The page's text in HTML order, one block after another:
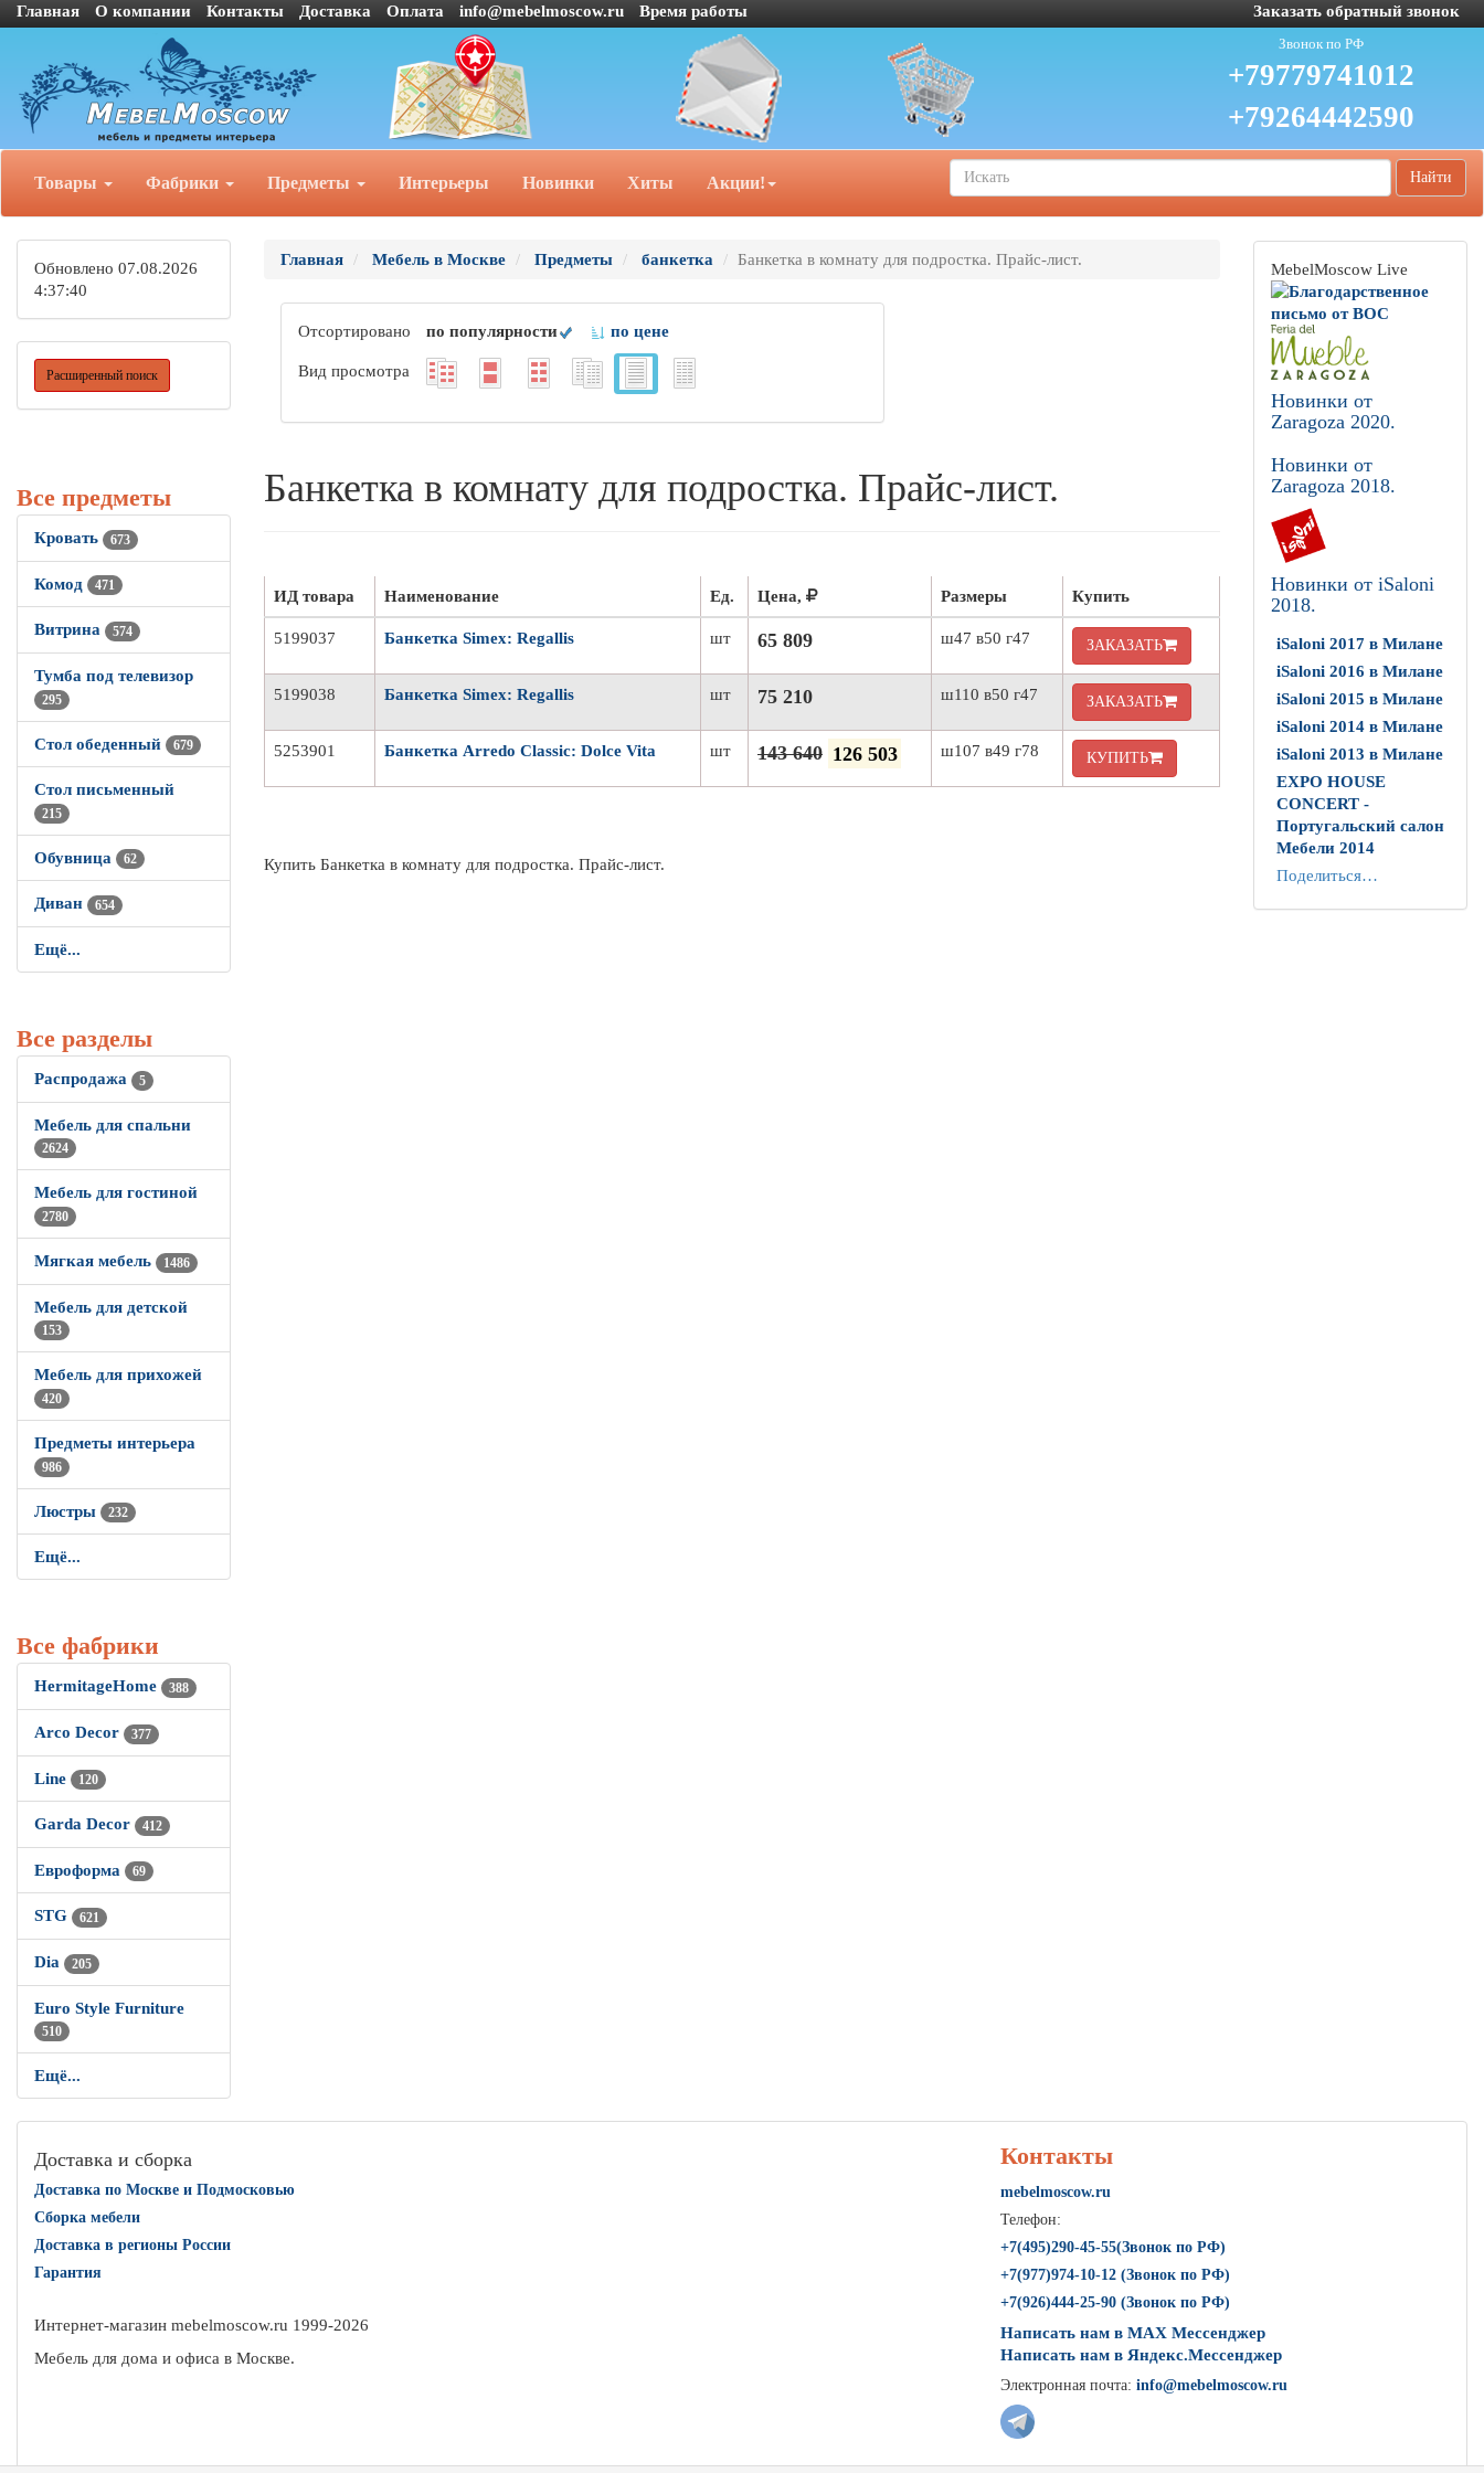
Главная О компании Контакты Доставка Оплата info@mebelmoscow.ru Время работы Заказать обратный звонок
Звонок по РФ
+79779741012
+79264442590
Товары Фабрики Предметы Интерьеры Новинки Хиты Акции! Найти
Обновлено 07.08.2026
4:37:40
Расширенный поиск
Все предметы
Кровать 673
Комод 471
Витрина 574
Тумба под телевизор
295
Стол обеденный 679
Стол письменный
215
Обувница 62
Диван 654
Ещё...
Все разделы
Распродажа 5
Мебель для спальни
2624
Мебель для гостиной
2780
Мягкая мебель 1486
Мебель для детской
153
Мебель для прихожей
420
Предметы интерьера
986
Люстры 232
Ещё...
Все фабрики
HermitageHome 388
Arco Decor 377
Line 120
Garda Decor 412
Евроформа 69
STG 621
Dia 205
Euro Style Furniture
510
Ещё...
Главная Мебель в Москве Предметы банкетка Банкетка в комнату для подростка. Прайс-лист.
Отсортировано по популярности по цене
Вид просмотра
Банкетка в комнату для подростка. Прайс-лист.
ИД товара Наименование Ед. Цена, Размеры Купить
5199037 Банкетка Simex: Regallis шт 65 809 ш47 в50 г47 ЗАКАЗАТЬ
5199038 Банкетка Simex: Regallis шт 75 210 ш110 в50 г47 ЗАКАЗАТЬ
5253901 Банкетка Arredo Classic: Dolce Vita шт 143 640 126 503 ш107 в49 г78 КУПИТЬ
Купить Банкетка в комнату для подростка. Прайс-лист.
MebelMoscow Live
Новинки от
Zaragoza 2020.
Новинки от
Zaragoza 2018.
Новинки от iSaloni
2018.
iSaloni 2017 в Милане
iSaloni 2016 в Милане
iSaloni 2015 в Милане
iSaloni 2014 в Милане
iSaloni 2013 в Милане
EXPO HOUSE
CONCERT -
Португальский салон
Мебели 2014
Поделиться…
Доставка и сборка
Доставка по Москве и Подмосковью
Сборка мебели
Доставка в регионы России
Гарантия
Интернет-магазин mebelmoscow.ru 1999-2026
Мебель для дома и офиса в Москве.
Контакты
mebelmoscow.ru
Телефон:
+7(495)290-45-55(Звонок по РФ)
+7(977)974-10-12 (Звонок по РФ)
+7(926)444-25-90 (Звонок по РФ)
Написать нам в MAX Мессенджер
Написать нам в Яндекс.Мессенджер
Электронная почта: info@mebelmoscow.ru